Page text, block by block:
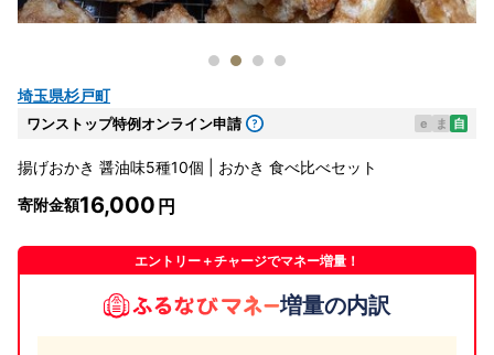
埼玉県杉戸町
ワンストップ特例オンライン申請 e ま 自
揚げおかき 醤油味5種10個 | おかき 食べ比べセット
寄附金額16,000
エントリー＋チャージでマネー増量！
増量の内訳